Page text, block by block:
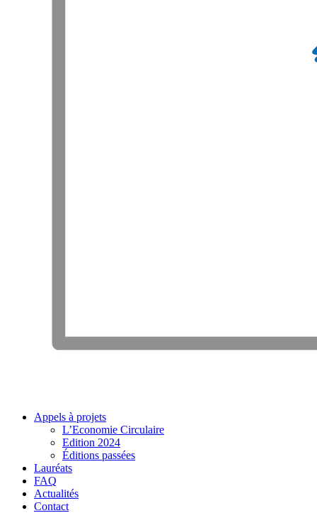
Appels à projets
L’Economie Circulaire
Edition 2024
Éditions passées
Lauréats
FAQ
Actualités
Contact